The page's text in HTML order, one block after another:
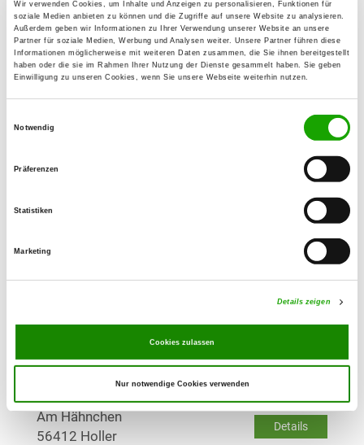
Wir verwenden Cookies, um Inhalte und Anzeigen zu personalisieren, Funktionen für
soziale Medien anbieten zu können und die Zugriffe auf unsere Website zu analysieren.
Außerdem geben wir Informationen zu Ihrer Verwendung unserer Website an unsere
Partner für soziale Medien, Werbung und Analysen weiter. Unsere Partner führen diese
Informationen möglicherweise mit weiteren Daten zusammen, die Sie ihnen bereitgestellt
haben oder die sie im Rahmen Ihrer Nutzung der Dienste gesammelt haben. Sie geben
Einwilligung zu unseren Cookies, wenn Sie unsere Webseite weiterhin nutzen.
Notwendig
Präferenzen
Statistiken
Marketing
Details zeigen
Cookies zulassen
Nur notwendige Cookies verwenden
OG - Kesselheim
Details
Fröschenpfuhl
56070 Koblenz-Kesselheim
OG - Koblenz 1920 e.V.
Details
Kruppstraße
OG - Lahnstein, Sitz Niederlahnstein
Details
OG - Mallendarer Berg, Sitz
Auf dem Mendel
OG - Montabaur e.V.
Details
Am Hähnchen
56412 Holler